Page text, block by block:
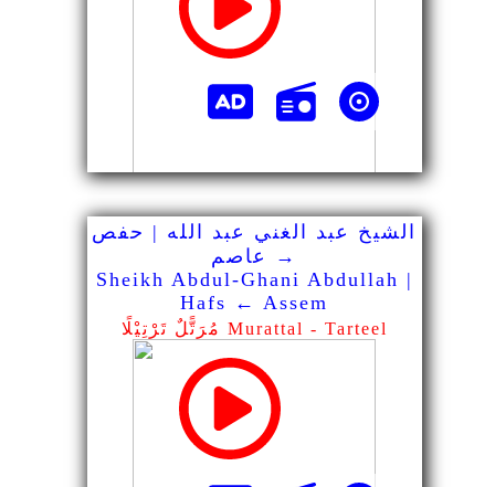
الشيخ عبد الغني عبد الله | حفص
→ عاصم
Sheikh Abdul-Ghani Abdullah |
Hafs ← Assem
مُرَتًّلٌ تَرْتِيْلًا Murattal - Tarteel